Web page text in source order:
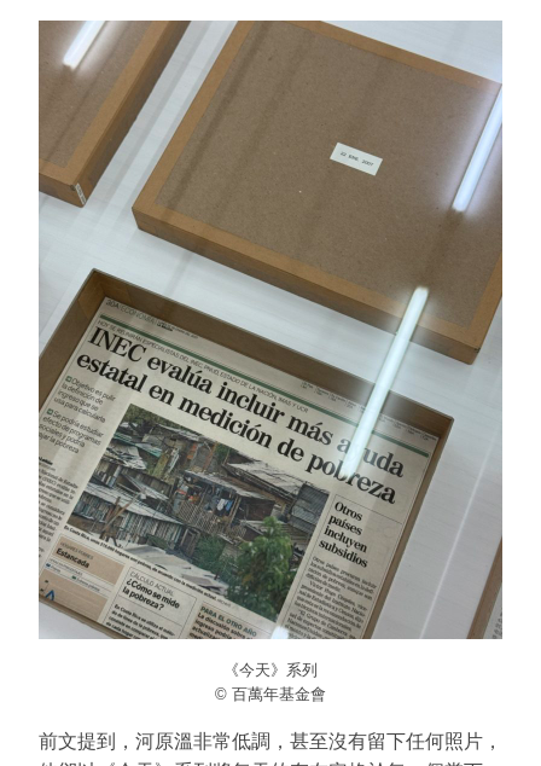
《今天》系列
© 百萬年基金會
前文提到，河原溫非常低調，甚至沒有留下任何照片，